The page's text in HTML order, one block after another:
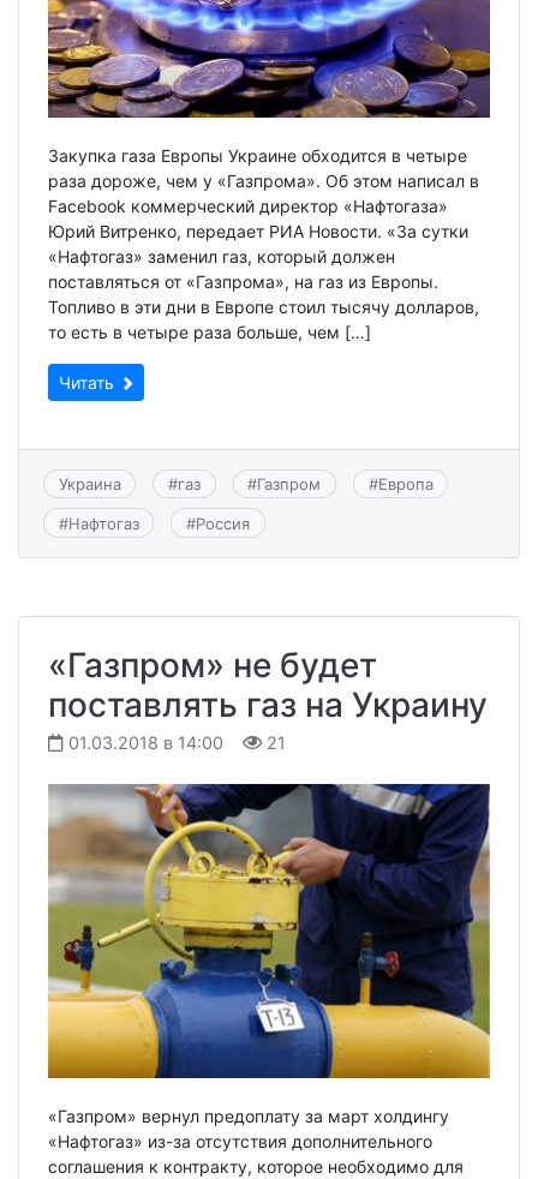
Закупка газа Европы Украине обходится в четыре
раза дороже, чем у «Газпрома». Об этом написал в
Facebook коммерческий директор «Нафтогаза»
Юрий Витренко, передает РИА Новости. «За сутки
«Нафтогаз» заменил газ, который должен
поставляться от «Газпрома», на газ из Европы.
Топливо в эти дни в Европе стоил тысячу долларов,
то есть в четыре раза больше, чем […]
Читать
Украина #газ #Газпром #Европа
#Нафтогаз #Россия
«Газпром» не будет
поставлять газ на Украину
01.03.2018 в 14:00 21
«Газпром» вернул предоплату за март холдингу
«Нафтогаз» из-за отсутствия дополнительного
соглашения к контракту, которое необходимо для